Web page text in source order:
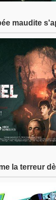
maudite
la terreur